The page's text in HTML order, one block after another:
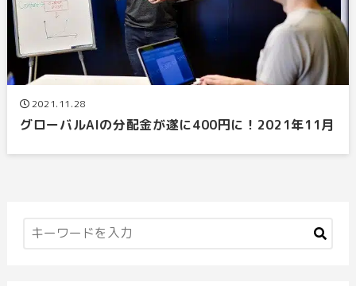
2021.11.28
グローバルAIの分配金が遂に400円に！2021年11月